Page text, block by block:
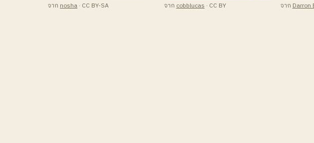
จาก nosha · CC BY-SA จากcobblucas· CC BY จากDarron